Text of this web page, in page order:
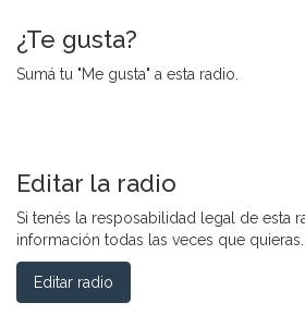
¿Te gusta?
Sumá tu "Me gusta" a esta radio.
Editar la radio
Si tenés la resposabilidad legal de esta
información todas las veces que quieras.
Editar radio